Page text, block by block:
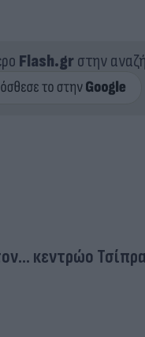
Flash.grστην
κεντρώο Τσίπρα